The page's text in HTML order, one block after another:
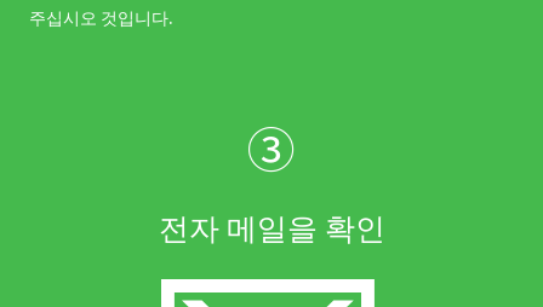
주십시오 것입니다.
③
전자 메일을 확인